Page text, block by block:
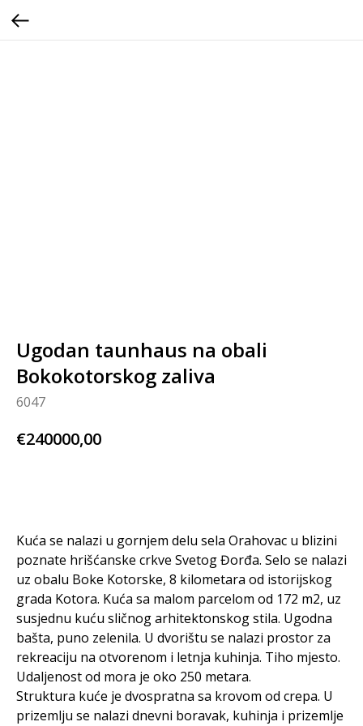
Ugodan taunhaus na obali
Bokokotorskog zaliva
6047
€240000,00
Kuća se nalazi u gornjem delu sela Orahovac u blizini
poznate hrišćanske crkve Svetog Đorđa. Selo se nalazi
uz obalu Boke Kotorske, 8 kilometara od istorijskog
grada Kotora. Kuća sa malom parcelom od 172 m2, uz
susjednu kuću sličnog arhitektonskog stila. Ugodna
bašta, puno zelenila. U dvorištu se nalazi prostor za
rekreaciju na otvorenom i letnja kuhinja. Tiho mjesto.
Udaljenost od mora je oko 250 metara.
Struktura kuće je dvospratna sa krovom od crepa. U
prizemlju se nalazi dnevni boravak, kuhinja i prizemlje